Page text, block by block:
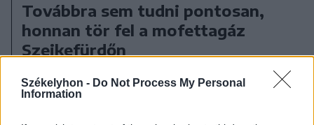
Székelyhon - Do Not Process My Personal
Information
Továbbra sem tudni pontosan,
honnan tör fel a mofettagáz
Szejkefürdőn